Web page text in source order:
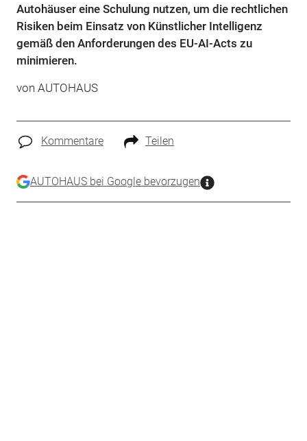
Autohäuser eine Schulung nutzen, um die rechtlichen
Risiken beim Einsatz von Künstlicher Intelligenz
gemäß den Anforderungen des EU-AI-Acts zu
minimieren.
von AUTOHAUS
Kommentare Teilen
AUTOHAUS bei Google bevorzugen